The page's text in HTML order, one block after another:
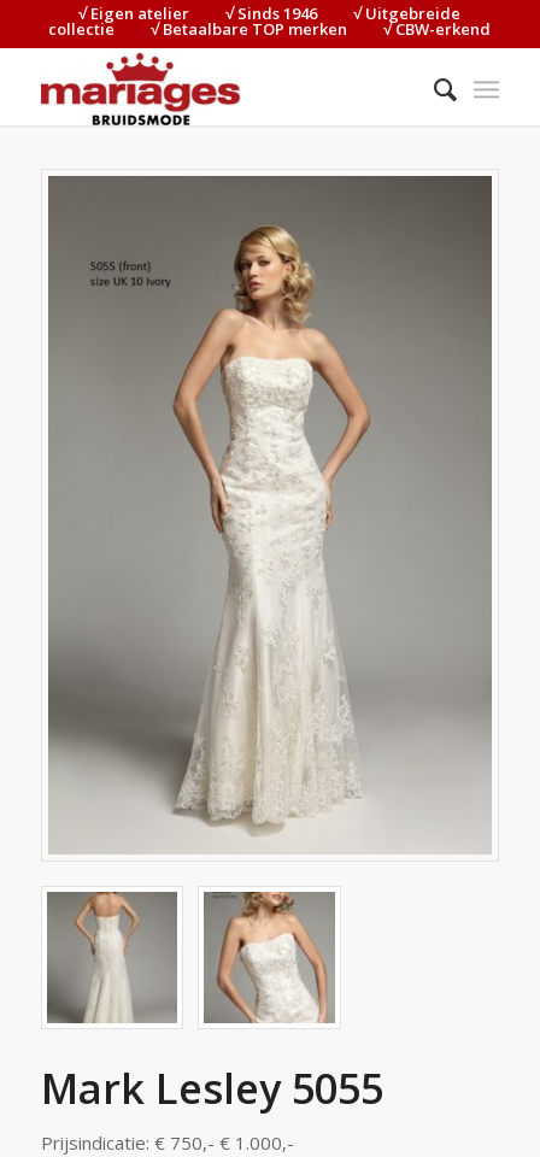
√ Eigen atelier⠀⠀⠀√ Sinds 1946⠀⠀⠀√ Uitgebreide
collectie⠀⠀⠀√ Betaalbare TOP merken⠀⠀⠀√ CBW-erkend
Mark Lesley 5055
Prijsindicatie: € 750,- € 1.000,-